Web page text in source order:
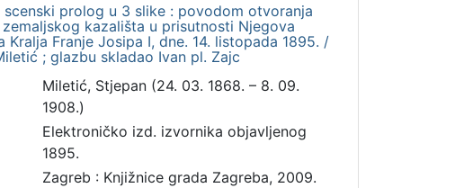
scenski prolog u 3 slike : povodom otvoranja
kazališta u prisutnosti Njegova
Kralja Franje Josipa I, dne. 14. listopada 1895. /
; glazbu skladao Ivan pl. Zajc
Miletić, Stjepan (24. 03. 1868. – 8. 09.
1908.)
Elektroničko izd. izvornika objavljenog
1895.
Zagreb : Knjižnice grada Zagreba, 2009.